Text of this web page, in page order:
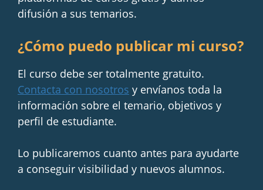
difusión a sus temarios.
¿Cómo puedo publicar mi curso?
El curso debe ser totalmente gratuito.
Contacta con nosotros y envíanos toda la
información sobre el temario, objetivos y
perfil de estudiante.
Lo publicaremos cuanto antes para ayudarte
a conseguir visibilidad y nuevos alumnos.